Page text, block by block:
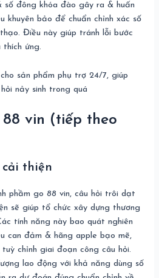
số đông khóa đào gây ra & huấn
khuyên bảo để chuẩn chỉnh xác số
Điều này giúp tránh lỗi bước
ứng.
sản phẩm phụ trợ 24/7, giúp
nảy sinh trong quá
vin (tiếp theo
thiện
phầm go 88 vin, câu hỏi trôi dạt
sẽ giúp tổ chức xây dựng thương
tính năng này bao quát nghiên
can đảm & hãng apple bạo mẽ,
chỉnh giai đoạn công câu hỏi.
lao động với khả năng dùng số